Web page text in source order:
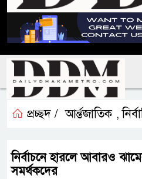
প্রচ্ছদ / আর্ন্তজাতিক ,
নির্বাচনে হারলে আবারও
সমর্থকদের